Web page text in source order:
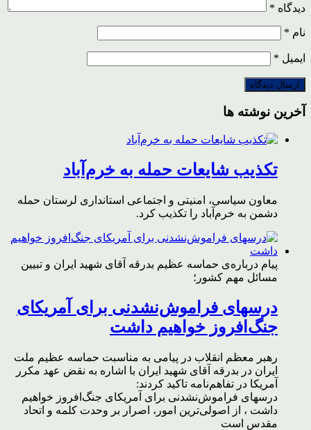
دیدگاه *
نام *
ایمیل *
آخرین نوشته ها
تکذیب شایعات حمله به خرم‌آباد
معاون سیاسی، امنیتی و اجتماعی استانداری لرستان حمله
دشمن به خرم‌آباد را تکذیب کرد.
پیام درباره‌ی حماسه عظیم بدرقه آقای شهید ایران و تبیین
مسائل مهم کشور؛
درسهای فراموش‌نشدنی برای آمریکای
جنگ‌افروز خواهیم داشت
رهبر معظم انقلاب در پیامی به مناسبت حماسه عظیم ملت
ایران در بدرقه آقای شهید ایران با اشاره به نقض عهد مکرر
آمریکا در تفاهم‌نامه تاکید کردند:
درسهای فراموش‌نشدنی برای آمریکای جنگ‌افروز خواهیم
داشت ، از اصولی‌ترین امور، اصرار بر وحدت کلمه و اتحاد
مقدس است